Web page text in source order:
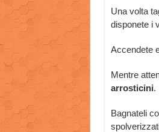
Una volta
disponete i
Accendete
Mentre
arrosticini.
Bagnateli